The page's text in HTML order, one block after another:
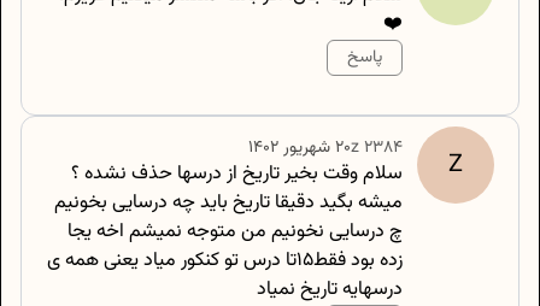
❤️
پاسخ
Z
z2384 ۲۰ شهریور ۱۴۰۲
سلام وقت بخیر تاریخ از درسها حذف نشده ؟
میشه بگید دقیقا تاریخ باید چه درسایی بخونیم
چ درسایی نخونیم من متوجه نمیشم اخه یجا
زده بود فقط۱۵تا درس تو کنکور میاد یعنی همه ی
درسهایه تاریخ نمیاد